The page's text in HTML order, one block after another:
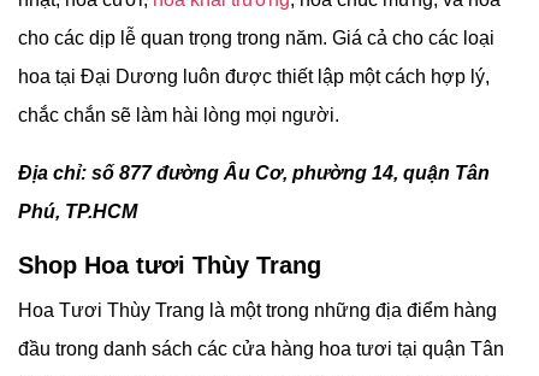
cho các dịp lễ quan trọng trong năm. Giá cả cho các loại
hoa tại Đại Dương luôn được thiết lập một cách hợp lý,
chắc chắn sẽ làm hài lòng mọi người.
Địa chỉ: số 877 đường Âu Cơ, phường 14, quận Tân
Phú, TP.HCM
Shop Hoa tươi Thùy Trang
Hoa Tươi Thùy Trang là một trong những địa điểm hàng
đầu trong danh sách các cửa hàng hoa tươi tại quận Tân